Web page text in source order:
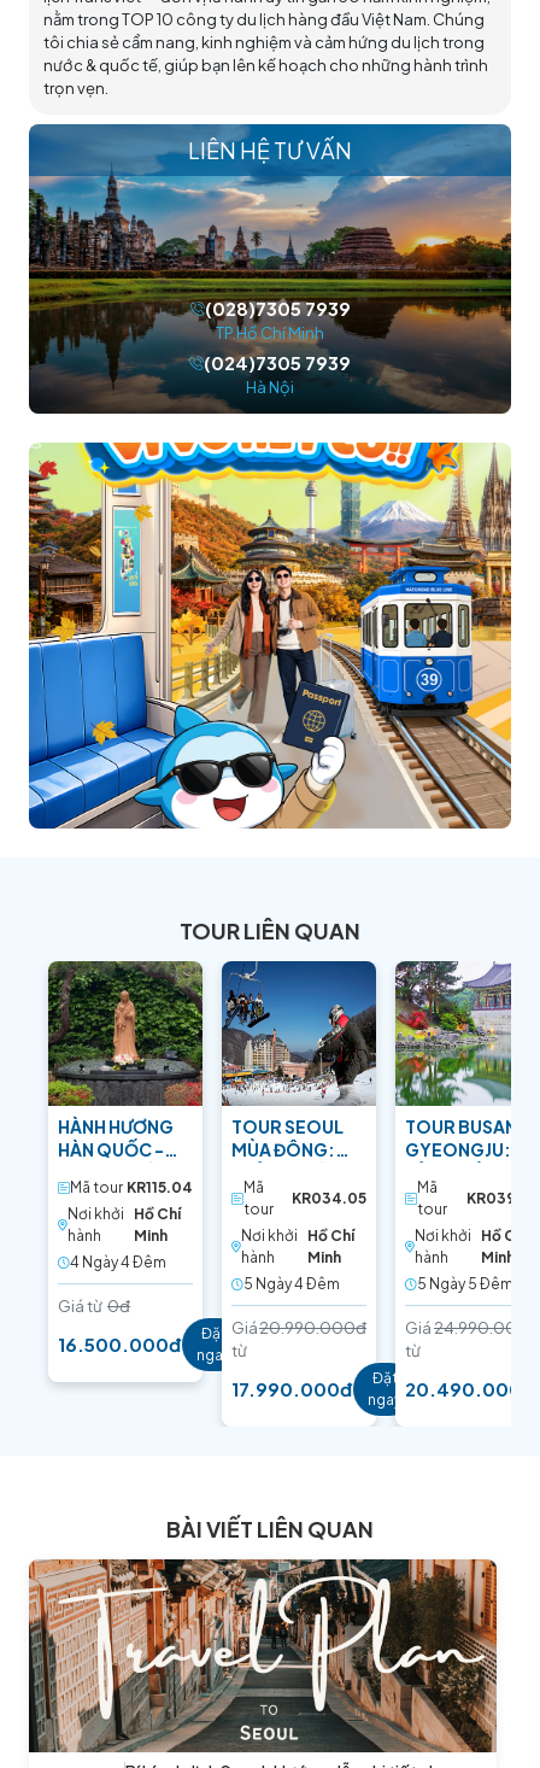
nằm trong TOP 10 công ty du lịch hàng đầu Việt Nam. Chúng
tôi chia sẻ cẩm nang, kinh nghiệm và cảm hứng du lịch trong
nước & quốc tế, giúp bạn lên kế hoạch cho những hành trình
trọn vẹn.
LIÊN HỆ TƯ VẤN
(028)7305 7939
TP.Hồ Chí Minh
(024)7305 7939
Hà Nội
TOUR LIÊN QUAN
HÀNH HƯƠNG
HÀN QUỐC -
THÁNH TỬ ĐẠO
Mã tour KR115.04
Nơi khởi
hành
Hồ Chí
Minh
4 Ngày 4 Ðêm
Giá từ 0đ
16.500.000đ
Đặt
ngay
TOUR SEOUL
MÙA ĐÔNG:
TRƯỢT TUYẾT
Mã
tour
KR034.05
Nơi khởi
hành
Hồ Chí
Minh
5 Ngày 4 Ðêm
Giá
từ
20.990.000đ
17.990.000đ
Đặt
ngay
TOUR BUSAN –
GYEONGJU: DI
SILLA
Mã
tour
KR039.05
Nơi khởi
hành
Hồ Chí
Minh
5 Ngày 5 Ðêm
Giá
từ
24.990.000đ
20.490.000đ
BÀI VIẾT LIÊN QUAN